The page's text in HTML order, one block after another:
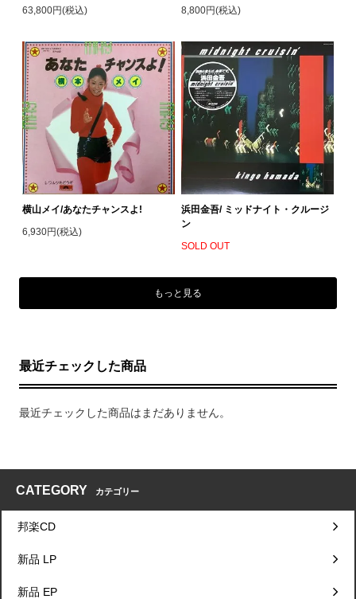
63,800円(税込) 8,800円(税込)
横山メイ/あなたチャンスよ!
6,930円(税込)
浜田金吾/ ミッドナイト・クルージ
ン
SOLD OUT
もっと見る
最近チェックした商品
最近チェックした商品はまだありません。
CATEGORY カテゴリー
邦楽CD
新品 LP
新品 EP